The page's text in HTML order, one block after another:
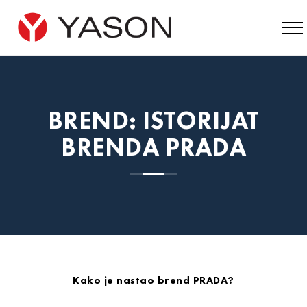
BREND: ISTORIJAT
BRENDA PRADA
Kako je nastao brend PRADA?